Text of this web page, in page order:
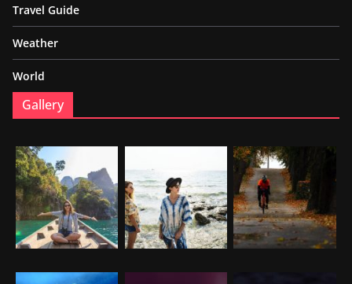
Travel Guide
Weather
World
Gallery